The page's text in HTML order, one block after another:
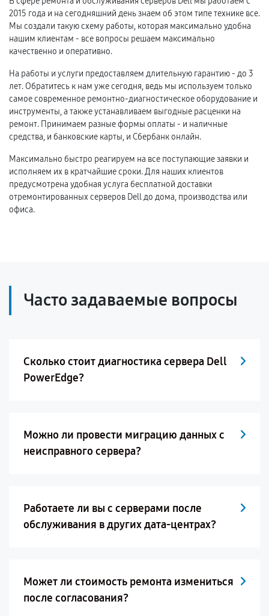
2015 года и на сегодняшний день знаем об этом типе технике все.
Мы создали такую схему работы, которая максимально удобна
нашим клиентам - все вопросы решаем максимально
качественно и оперативно.
На работы и услуги предоставляем длительную гарантию - до 3
лет. Обратитесь к нам уже сегодня, ведь мы используем только
самое современное ремонтно-диагностическое оборудование и
инструменты, а также устанавливаем выгодные расценки на
ремонт. Принимаем разные формы оплаты - и наличные
средства, и банковские карты, и Сбербанк онлайн.
Максимально быстро реагируем на все поступающие заявки и
исполняем их в кратчайшие сроки. Для наших клиентов
предусмотрена удобная услуга бесплатной доставки
отремонтированных серверов Dell до дома, производства или
офиса.
Часто задаваемые вопросы
Сколько стоит диагностика сервера Dell
PowerEdge?
Можно ли провести миграцию данных с
неисправного сервера?
Работаете ли вы с серверами после
обслуживания в других дата-центрах?
Может ли стоимость ремонта измениться
после согласования?